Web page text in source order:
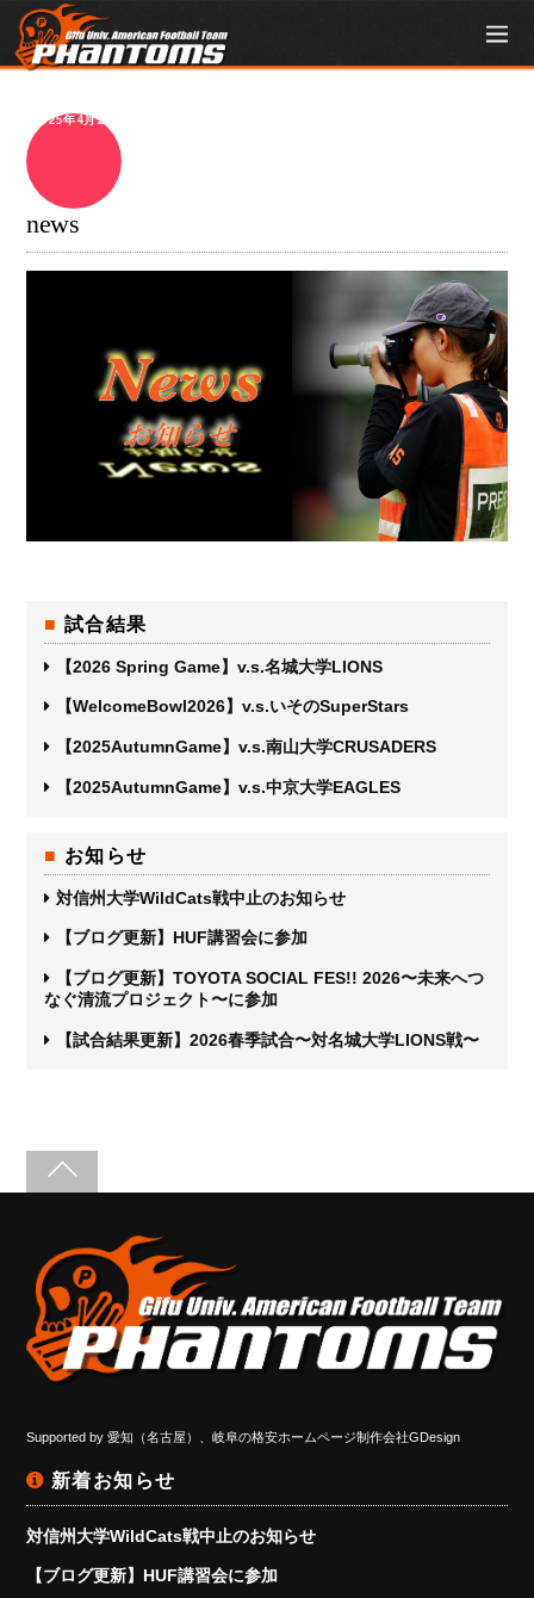
2025年4月2日
news
試合結果
【2026 Spring Game】v.s.名城大学LIONS
【WelcomeBowl2026】v.s.いそのSuperStars
【2025AutumnGame】v.s.南山大学CRUSADERS
【2025AutumnGame】v.s.中京大学EAGLES
お知らせ
対信州大学WildCats戦中止のお知らせ
【ブログ更新】HUF講習会に参加
【ブログ更新】TOYOTA SOCIAL FES!! 2026〜未来へつ
なぐ清流プロジェクト〜に参加
【試合結果更新】2026春季試合〜対名城大学LIONS戦〜
Supported by愛知（名古屋）、岐阜の格安ホームページ制作会社GDesign
新着お知らせ
対信州大学WildCats戦中止のお知らせ
【ブログ更新】HUF講習会に参加